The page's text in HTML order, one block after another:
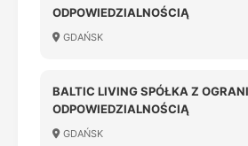
ODPOWIEDZIALNOŚCIĄ
GDAŃSK
BALTIC LIVING SPÓŁKA Z
ODPOWIEDZIALNOŚCIĄ
GDAŃSK